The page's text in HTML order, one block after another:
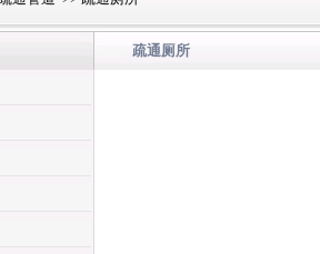
疏通厕所